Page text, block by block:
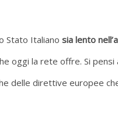
Stato Italiano sia lento
oggi la rete offre. Si pensi
delle direttive europee